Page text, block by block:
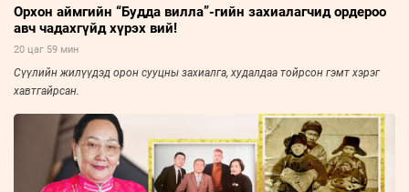
Орхон аймгийн “Будда вилла”-гийн захиалагчид ордероо
авч чадахгүйд хүрэх вий!
20 цаг 59 мин
Сүүлийн жилүүдэд орон сууцны захиалга, худалдаа тойрсон гэмт хэрэг
хавтгайрсан.